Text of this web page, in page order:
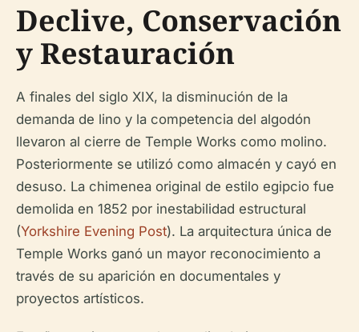
Declive, Conservación
y Restauración
A finales del siglo XIX, la disminución de la
demanda de lino y la competencia del algodón
llevaron al cierre de Temple Works como molino.
Posteriormente se utilizó como almacén y cayó en
desuso. La chimenea original de estilo egipcio fue
demolida en 1852 por inestabilidad estructural
(Yorkshire Evening Post). La arquitectura única de
Temple Works ganó un mayor reconocimiento a
través de su aparición en documentales y
proyectos artísticos.